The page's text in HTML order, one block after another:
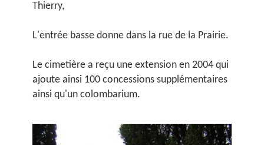
Thierry,
L'entrée basse donne dans la rue de la Prairie.
Le cimetière a reçu une extension en 2004 qui
ajoute ainsi 100 concessions supplémentaires
ainsi qu'un colombarium.